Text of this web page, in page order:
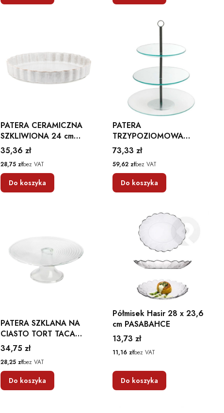
PATERA CERAMICZNA
SZKLIWIONA 24 cm
CRAFT AMBITION
Cena
35,36 zł
Cena
28,75 złbez VAT
Do koszyka
PATERA
TRZYPOZIOMOWA
SZKLANA 30 cm LEILA NA
CIASTO AMBITION
Cena
73,33 zł
Cena
59,62 złbez VAT
Do koszyka
PATERA SZKLANA NA
CIASTO TORT TACA
OWOCE SPIRALA
Cena
34,75 zł
Cena
28,25 złbez VAT
Do koszyka
Półmisek Hasir 28 x 23,6
cm PASABAHCE
Cena
13,73 zł
Cena
11,16 złbez VAT
Do koszyka